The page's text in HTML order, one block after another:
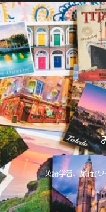
英語学習、旅行(